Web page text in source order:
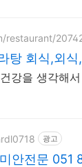
restaurant/
탕 회식,외식
강을 생각해
광고
안전문 051